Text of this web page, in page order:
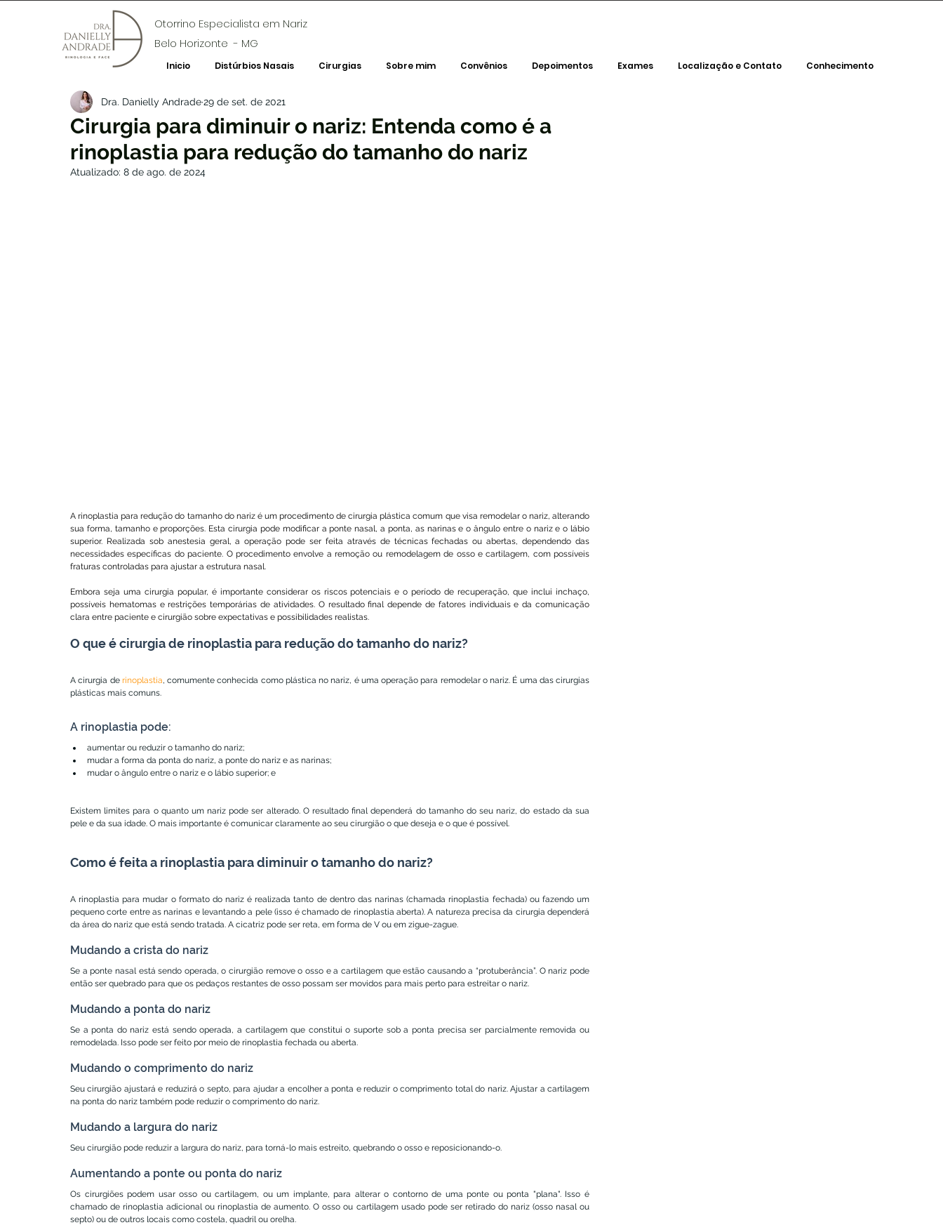
Otorrino Especialista em Nariz
Belo Horizonte - MG
Inicio Distúrbios Nasais Cirurgias Sobre mim Convênios Depoimentos Exames Localização e Contato Conhecimento
Cirurgia para diminuir o nariz: Entenda como é a
rinoplastia para redução do tamanho do nariz
Dra. Danielly Andrade29 de set. de 2021
Atualizado: 8 de ago. de 2024
A rinoplastia para redução do tamanho do nariz é um procedimento de cirurgia plástica comum que visa remodelar o nariz, alterando
sua forma, tamanho e proporções. Esta cirurgia pode modificar a ponte nasal, a ponta, as narinas e o ângulo entre o nariz e o lábio
superior. Realizada sob anestesia geral, a operação pode ser feita através de técnicas fechadas ou abertas, dependendo das
necessidades específicas do paciente. O procedimento envolve a remoção ou remodelagem de osso e cartilagem, com possíveis
fraturas controladas para ajustar a estrutura nasal.
Embora seja uma cirurgia popular, é importante considerar os riscos potenciais e o período de recuperação, que inclui inchaço,
possíveis hematomas e restrições temporárias de atividades. O resultado final depende de fatores individuais e da comunicação
clara entre paciente e cirurgião sobre expectativas e possibilidades realistas.
O que é cirurgia de rinoplastia para redução do tamanho do nariz?
A cirurgia de rinoplastia, comumente conhecida como plástica no nariz, é uma operação para remodelar o nariz. É uma das cirurgias
plásticas mais comuns.
A rinoplastia pode:
aumentar ou reduzir o tamanho do nariz;
mudar a forma da ponta do nariz, a ponte do nariz e as narinas;
mudar o ângulo entre o nariz e o lábio superior; e
Existem limites para o quanto um nariz pode ser alterado. O resultado final dependerá do tamanho do seu nariz, do estado da sua
pele e da sua idade. O mais importante é comunicar claramente ao seu cirurgião o que deseja e o que é possível.
Como é feita a rinoplastia para diminuir o tamanho do nariz?
A rinoplastia para mudar o formato do nariz é realizada tanto de dentro das narinas (chamada rinoplastia fechada) ou fazendo um
pequeno corte entre as narinas e levantando a pele (isso é chamado de rinoplastia aberta). A natureza precisa da cirurgia dependerá
da área do nariz que está sendo tratada. A cicatriz pode ser reta, em forma de V ou em zigue-zague.
Mudando a crista do nariz
Se a ponte nasal está sendo operada, o cirurgião remove o osso e a cartilagem que estão causando a “protuberância”. O nariz pode
então ser quebrado para que os pedaços restantes de osso possam ser movidos para mais perto para estreitar o nariz.
Mudando a ponta do nariz
Se a ponta do nariz está sendo operada, a cartilagem que constitui o suporte sob a ponta precisa ser parcialmente removida ou
remodelada. Isso pode ser feito por meio de rinoplastia fechada ou aberta.
Mudando o comprimento do nariz
Seu cirurgião ajustará e reduzirá o septo, para ajudar a encolher a ponta e reduzir o comprimento total do nariz. Ajustar a cartilagem
na ponta do nariz também pode reduzir o comprimento do nariz.
Mudando a largura do nariz
Seu cirurgião pode reduzir a largura do nariz, para torná-lo mais estreito, quebrando o osso e reposicionando-o.
Aumentando a ponte ou ponta do nariz
Os cirurgiões podem usar osso ou cartilagem, ou um implante, para alterar o contorno de uma ponte ou ponta "plana". Isso é
chamado de rinoplastia adicional ou rinoplastia de aumento. O osso ou cartilagem usado pode ser retirado do nariz (osso nasal ou
septo) ou de outros locais como costela, quadril ou orelha.